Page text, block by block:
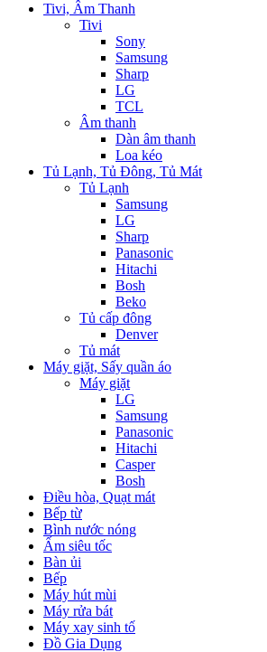
Tivi, Âm Thanh
Tivi
Sony
Samsung
Sharp
LG
TCL
Âm thanh
Dàn âm thanh
Loa kéo
Tủ Lạnh, Tủ Đông, Tủ Mát
Tủ Lạnh
Samsung
LG
Sharp
Panasonic
Hitachi
Bosh
Beko
Tủ cấp đông
Denver
Tủ mát
Máy giặt, Sấy quần áo
Máy giặt
LG
Samsung
Panasonic
Hitachi
Casper
Bosh
Điều hòa, Quạt mát
Bếp từ
Bình nước nóng
Ấm siêu tốc
Bàn ủi
Bếp
Máy hút mùi
Máy rửa bát
Máy xay sinh tố
Đồ Gia Dụng